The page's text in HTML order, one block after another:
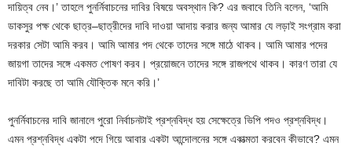
দায়িত্ব নেব।’ তাহলে পুনর্নিবাচনের দাবির বিষয়ে অবস্থান কি? এর জবাবে তিনি বলেন, ‘আমি
ডাকসুর পক্ষ থেকে ছাত্র–ছাত্রীদের দাবি দাওয়া আদায় করার জন্য আমার যে লড়াই সংগ্রাম করা
দরকার সেটা আমি করব। আমি আমার পদ থেকে তাদের সঙ্গে মাঠে থাকব। আমি আমার পদের
জায়গা তাদের সঙ্গে একমত পোষণ করব। প্রয়োজনে তাদের সঙ্গে রাজপথে থাকব। কারণ তারা যে
দাবিটা করছে তা আমি যৌক্তিক মনে করি।’
পুনর্নিবাচনের দাবি জানালে পুরো নির্বাচনটাই প্রশ্নবিদ্ধ হয় সেক্ষেত্রে ভিপি পদও প্রশ্নবিদ্ধ।
এমন প্রশ্নবিদ্ধ একটা পদে গিয়ে আবার একটা আন্দোলনের সঙ্গে একাত্মতা করবেন কীভাবে? এমন